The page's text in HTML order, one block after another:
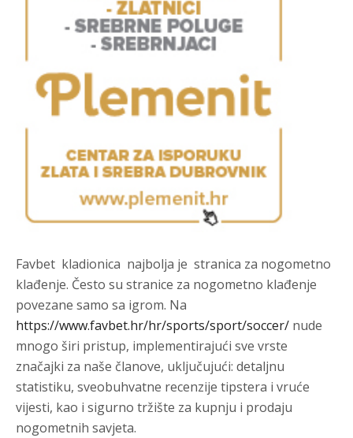
Favbet kladionica najbolja je stranica za nogometno
klađenje. Često su stranice za nogometno klađenje
povezane samo sa igrom. Na
https://www.favbet.hr/hr/sports/sport/soccer/ nude
mnogo širi pristup, implementirajući sve vrste
značajki za naše članove, uključujući: detaljnu
statistiku, sveobuhvatne recenzije tipstera i vruće
vijesti, kao i sigurno tržište za kupnju i prodaju
nogometnih savjeta.